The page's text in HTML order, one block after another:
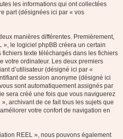
les informations qui ont collectées
part (désignées ici par « vos
manières différentes. Premièrement,
», le logiciel phpBB créera un certain
texte téléchargés dans les fichiers
votre ordinateur. Les deux premiers
d’utilisateur (désigné ici par «
de session anonyme (désigné ici
sont automatiquement assignés par
sera créé une fois que vous naviguerez
archivant de ce fait tous les sujets que
votre confort de navigation en
REEL », nous pouvons également